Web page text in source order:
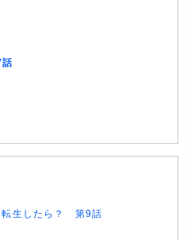
話
転生したら？ 第9話